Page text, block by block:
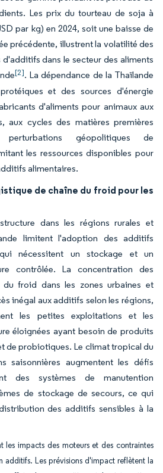
Les prix du tourteau de soja à
par kg) en 2024, soit une baisse de
précédente, illustrent la volatilité des
dans le secteur des aliments
[2]. La dépendance de la Thaïlande
et des sources d'énergie
d'aliments pour animaux aux
aux cycles des matières premières
géopolitiques de
les ressources disponibles pour
alimentaires.
de chaîne du froid pour les
dans les régions rurales et
limitent l'adoption des additifs
nécessitent un stockage et un
contrôlée. La concentration des
du froid dans les zones urbaines et
inégal aux additifs selon les régions,
les petites exploitations et les
éloignées ayant besoin de produits
de probiotiques. Le climat tropical du
saisonnières augmentent les défis
des systèmes de manutention
de stockage de secours, ce qui
des additifs sensibles à la
les impacts des moteurs et des contraintes
additifs. Les prévisions d'impact reflètent la